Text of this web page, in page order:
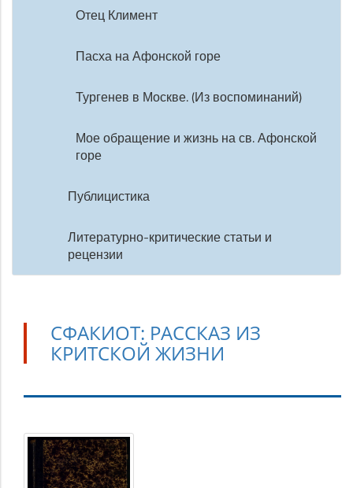
Отец Климент
Пасха на Афонской горе
Тургенев в Москве. (Из воспоминаний)
Мое обращение и жизнь на св. Афонской
горе
Публицистика
Литературно-критические статьи и
рецензии
СФАКИОТ: РАССКАЗ ИЗ
КРИТСКОЙ ЖИЗНИ
Сфакиот:
Рассказ
из